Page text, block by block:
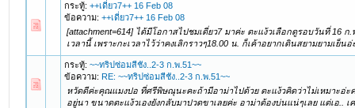
กระทู้:++เดี่ยว7++ 16 Feb 08
ข้อความ:++เดี่ยว7++ 16 Feb 08
[attachment=614] ได้มีโอกาสไปชมเดี่ยว7 มาค่ะ ตะแง้วเลือกดูรอบวันที่ 16 ก.
เวลานี้ เพราะกะเวลาไว้ว่าคงเลิกราวๆ18.00 น. ก็เค้าอยากเดินสยามยามเย็น
กระทู้:~~ทริปซ่อมสีชัง..2-3 ก.พ.51~~
ข้อความ:RE: ~~ทริปซ่อมสีชัง..2-3 ก.พ.51~~
หวัดดีค่ะคุณแมงปอ ที่ศรีพิษณุนะคะถ้ามีอาม่าไปด้วย ตะแง้วคิดว่าไม่เหมาะอ่ะ
อยู่นา ขนาดตะแง้วเองยังกลับมาปวดขาเลยค่ะ อาม่าต้องบ่นแน่ๆเลย แต่เอ..